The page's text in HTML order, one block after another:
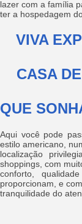
lazer com a família
ter a hospedagem
VIVA
CASA
QUE
Aqui você pode
estilo americano,
localização
shoppings, com
conforto,
proporcionam, e
tranquilidade do